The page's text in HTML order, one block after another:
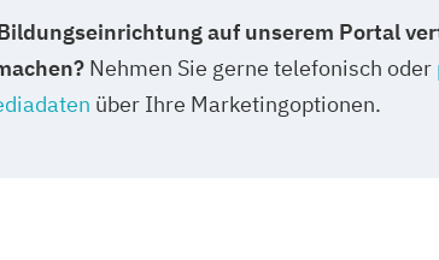
auf unserem Portal
Nehmen Sie gerne telefonisch oder
über Ihre Marketingoptionen.